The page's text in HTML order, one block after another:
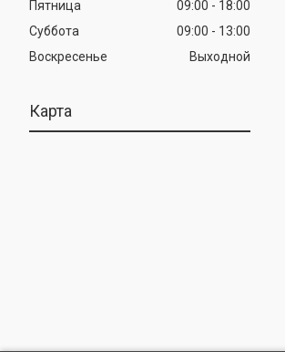
Пятница
09:00
18:00
Суббота
09:00
13:00
Воскресенье
Выходной
Карта